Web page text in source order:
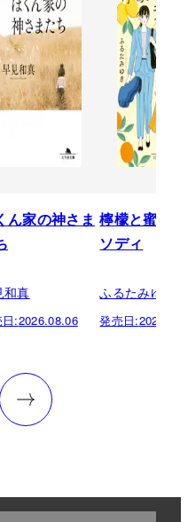
ん家の神さま
和真
:2026.08.06
檸檬と蜜柑
ソディ
ふるたみゆき
発売日: